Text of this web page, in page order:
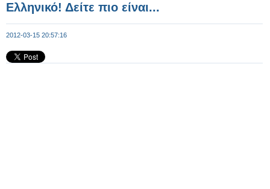
Ελληνικό! Δείτε πιο είναι...
2012-03-15 20:57:16